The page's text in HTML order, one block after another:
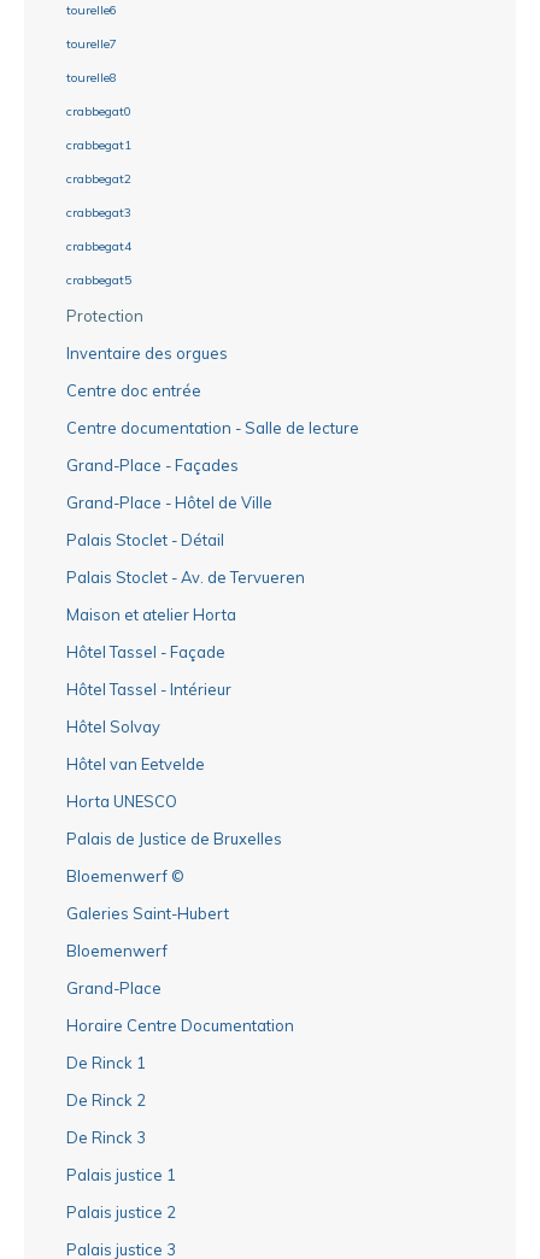
tourelle6
tourelle7
tourelle8
crabbegat0
crabbegat1
crabbegat2
crabbegat3
crabbegat4
crabbegat5
Protection
Inventaire des orgues
Centre doc entrée
Centre documentation - Salle de lecture
Grand-Place - Façades
Grand-Place - Hôtel de Ville
Palais Stoclet - Détail
Palais Stoclet - Av. de Tervueren
Maison et atelier Horta
Hôtel Tassel - Façade
Hôtel Tassel - Intérieur
Hôtel Solvay
Hôtel van Eetvelde
Horta UNESCO
Palais de Justice de Bruxelles
Bloemenwerf ©
Galeries Saint-Hubert
Bloemenwerf
Grand-Place
Horaire Centre Documentation
De Rinck 1
De Rinck 2
De Rinck 3
Palais justice 1
Palais justice 2
Palais justice 3